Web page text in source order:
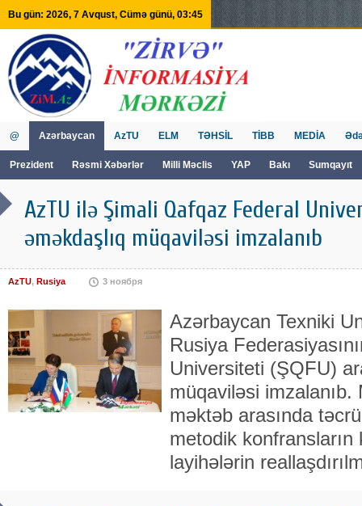
Bu gün: 2026, 7 Avqust, Cümə günü, 03:45
@ Azərbaycan
Prezident Rəsmi Xəbərlər Milli Məclis YAP Bakı Sumqayıt
AzTU ELM TƏHSİL TİBB MEDİA
AzTU ilə Şimali Qafqaz Federal
əməkdaşlıq müqaviləsi imzalanıb
AzTU, Rusiya 3 ноября
Azərbaycan Texniki
Rusiya
Universiteti (ŞQFU)
müqaviləsi
məktəb arasında
metodik
layihələrin